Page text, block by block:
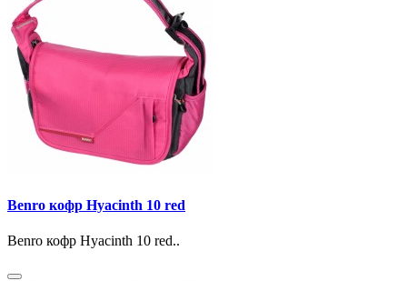
Benro кофр Hyacinth 10 red
Benro кофр Hyacinth 10 red..